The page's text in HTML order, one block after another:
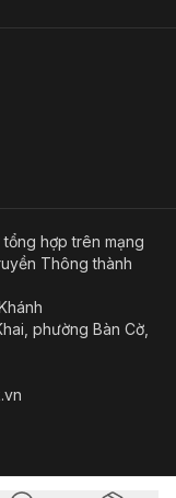
hợp trên mạng
Thông thành
phường Bàn Cờ,
Asia Media